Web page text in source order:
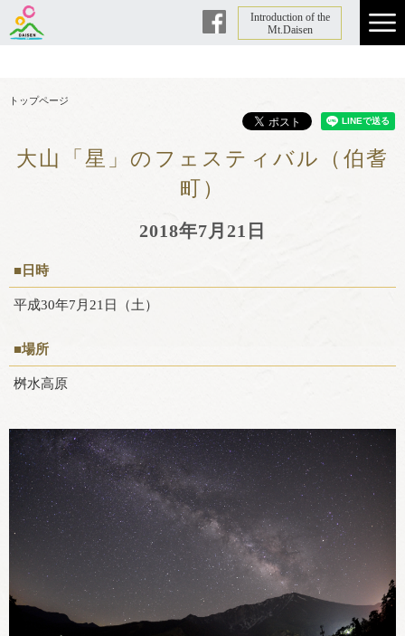
Facebook
Introduction of the
Mt.Daisen
トップページ
大山「星」のフェスティバル（伯耆
町）
2018年7月21日
■日時
平成30年7月21日（土）
■場所
桝水高原